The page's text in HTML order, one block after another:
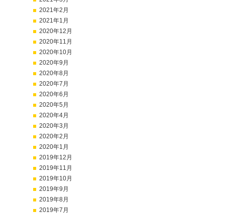
2021年2月
2021年1月
2020年12月
2020年11月
2020年10月
2020年9月
2020年8月
2020年7月
2020年6月
2020年5月
2020年4月
2020年3月
2020年2月
2020年1月
2019年12月
2019年11月
2019年10月
2019年9月
2019年8月
2019年7月